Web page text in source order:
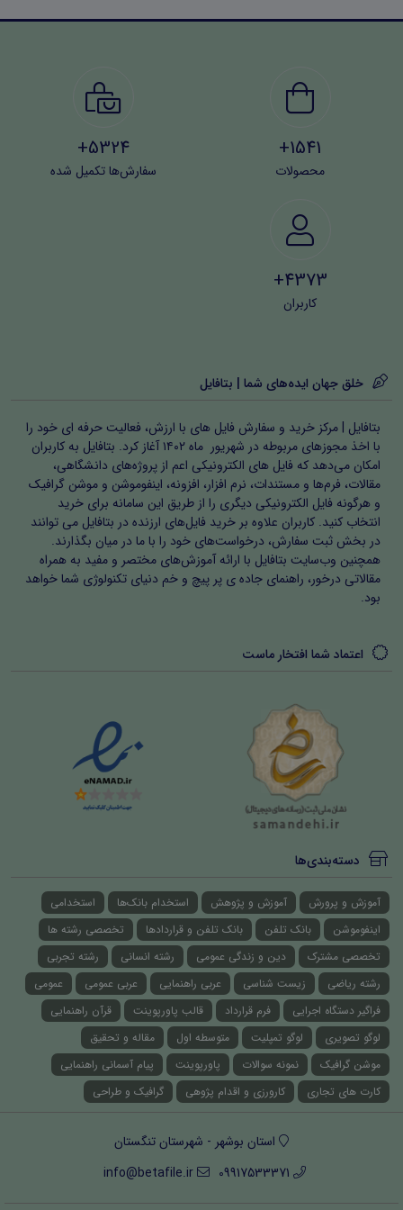
تسلط کاربران بر تحلیل داده‌های مالی
این منبع آموزشی می‌تواند به عنوان راهنمایی جامع برای
در کنار پاسخ‌های دقیق، امکان یادگیری مفهومی را فراهم
1541+
محصولات
5324+
سفارش‌ها تکمیل شده
4373+
کاربران
خلق جهان ایده‌های شما | بتافایل
بتافایل | مرکز خرید و سفارش فایل های با ارزش، فعالیت حرفه ای خود را
با اخذ مجوزهای مربوطه در شهریور ماه ۱۴۰۲ آغاز کرد. بتافایل به کاربران
امکان می‌دهد که فایل های الکترونیکی اعم از پروژه‌های دانشگاهی،
مقالات، فرم‌ها و مستندات، نرم افزار، افزونه، اینفوموشن و موشن گرافیک
و هرگونه فایل الکترونیکی دیگری را از طریق این سامانه برای خرید
انتخاب کنید. کاربران علاوه بر خرید فایل‌های ارزنده در بتافایل می توانند
در بخش ثبت سفارش، درخواست‌های خود را با ما در میان بگذارند.
همچنین وب‌سایت بتافایل با ارائه آموزش‌های مختصر و مفید به همراه
مقالاتی درخور، راهنمای جاده ی پر پیچ و خم دنیای تکنولوژی شما خواهد
بود.
اعتماد شما افتخار ماست
دسته‌بندی‌ها
آموزش و پرورش آموزش و پژوهش استخدام بانک‌ها
استخدامی
اینفوموشن
بانک تلفن بانک تلفن و قراردادها
تخصصی رشته ها
تخصصی مشترک
دین و زندگی عمومی رشته انسانی
رشته تجربی
رشته ریاضی
زیست شناسی عربی راهنمایی عربی عمومی
عمومی
فراگیر دستگاه اجرایی
فرم قرارداد قالب پاورپوینت
قرآن راهنمایی
لوگو تصویری
لوگو تمپلیت متوسطه اول
مقاله و تحقیق
موشن گرافیک
نمونه سوالات پاورپوینت
پیام آسمانی راهنمایی
کارت های تجاری
کارورزی و اقدام پژوهی گرافیک و طراحی
استان بوشهر - شهرستان تنگستان
09917533371
info@betafile.ir